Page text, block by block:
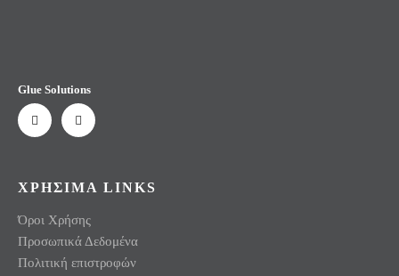
Glue Solutions
ΧΡΗΣΙΜΑ LINKS
Όροι Χρήσης
Προσωπικά Δεδομένα
Πολιτική επιστροφών